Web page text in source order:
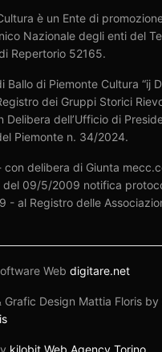
è un Ente di
Nazionale degli enti del
Repertorio 52165.
Ballo di Piemonte Cultura “ij
dei Gruppi Storici
Delibera dell’Ufficio di
Piemonte n. 34/2024.
con delibera di Giunta
del 09/5/2009 notifica
- al Registro delle
Webdigitare.net
Grafic Design Mattia Floris
kilobit Web Agency Torino